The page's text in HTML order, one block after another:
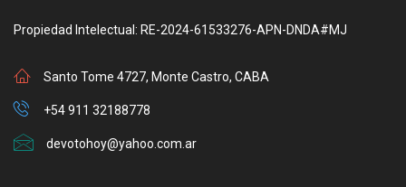
Propiedad Intelectual: RE-2024-61533276-APN-DNDA#MJ
Santo Tome 4727, Monte Castro, CABA
+54 911 32188778
devotohoy@yahoo.com.ar